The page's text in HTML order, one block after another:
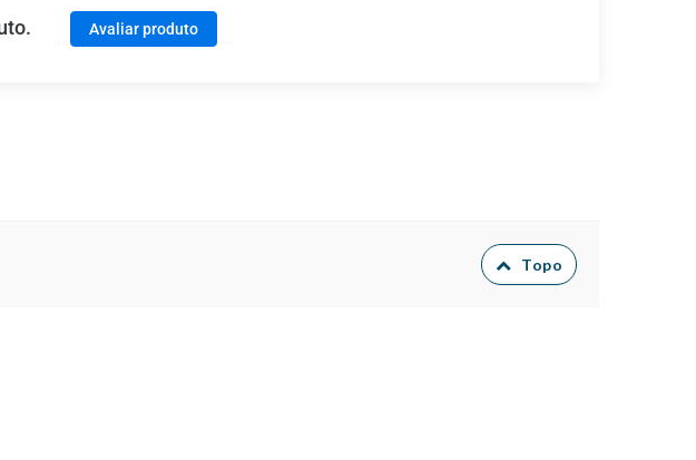
Avaliar produto
Topo